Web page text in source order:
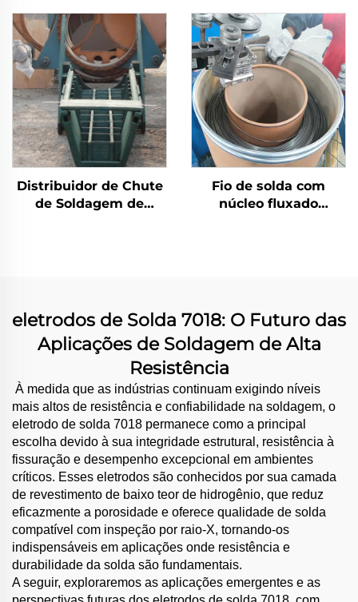
desgaste na mesa de
moagem
Distribuidor de Chute
de Soldagem de
Fio de solda com
núcleo fluxado
eletrodos de Solda 7018: O Futuro das
Aplicações de Soldagem de Alta
Resistência
À medida que as indústrias continuam exigindo níveis
mais altos de resistência e confiabilidade na soldagem, o
eletrodo de solda 7018 permanece como a principal
escolha devido à sua integridade estrutural, resistência à
fissuração e desempenho excepcional em ambientes
críticos. Esses eletrodos são conhecidos por sua camada
de revestimento de baixo teor de hidrogênio, que reduz
eficazmente a porosidade e oferece qualidade de solda
compatível com inspeção por raio-X, tornando-os
indispensáveis em aplicações onde resistência e
durabilidade da solda são fundamentais.
A seguir, exploraremos as aplicações emergentes e as